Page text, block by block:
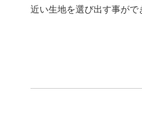
近い生地を選び出す事が